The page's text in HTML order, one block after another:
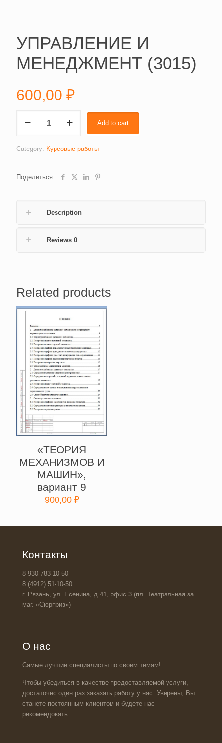
УПРАВЛЕНИЕ И
МЕНЕДЖМЕНТ (3015)
600,00 ₽
(3015)
Add to cart
Category: Курсовые работы
Поделиться
Description
Reviews 0
Related products
«ТЕОРИЯ
МЕХАНИЗМОВ И
МАШИН»,
вариант 9
900,00 ₽
Контакты
8-930-783-10-50
8 (4912) 51-10-50
г. Рязань, ул. Есенина, д.41, офис 3 (пл. Театральная за
маг. «Сюрприз»)
О нас
Самые лучшие специалисты по своим темам!
Чтобы убедиться в качестве предоставляемой услуги,
достаточно один раз заказать работу у нас. Уверены, Вы
станете постоянным клиентом и будете нас
рекомендовать.